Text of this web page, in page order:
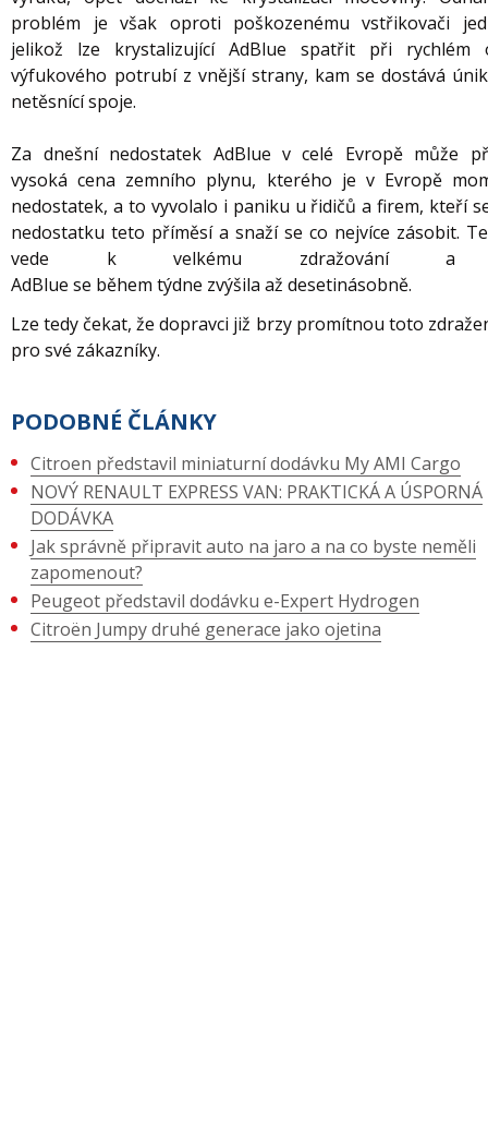
problém je však oproti poškozenému vstřikovači
jelikož lze krystalizující AdBlue spatřit při rychlém
výfukového potrubí z vnější strany, kam se dostává
netěsnící spoje.
Za dnešní nedostatek AdBlue v celé Evropě může
vysoká cena zemního plynu, kterého je v Evropě
nedostatek, a to vyvolalo i paniku u řidičů a firem, kteří
nedostatku teto příměsí a snaží se co nejvíce zásobit.
vede k velkému zdražování a
AdBlue se během týdne zvýšila až desetinásobně.
Lze tedy čekat, že dopravci již brzy promítnou toto
pro své zákazníky.
PODOBNÉ ČLÁNKY
Citroen představil miniaturní dodávku My AMI Cargo
NOVÝ RENAULT EXPRESS VAN: PRAKTICKÁ A ÚSPORNÁ
DODÁVKA
Jak správně připravit auto na jaro a na co byste neměli
zapomenout?
Peugeot představil dodávku e-Expert Hydrogen
Citroën Jumpy druhé generace jako ojetina